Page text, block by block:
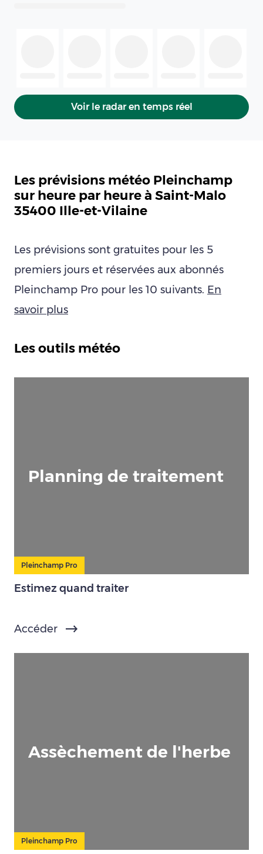
Voir le radar en temps réel
Les prévisions météo Pleinchamp
sur heure par heure à Saint-Malo
35400 Ille-et-Vilaine
Les prévisions sont gratuites pour les 5
premiers jours et réservées aux abonnés
Pleinchamp Pro pour les 10 suivants. En
savoir plus
Les outils météo
Planning de traitement
Pleinchamp Pro
Estimez quand traiter
Accéder
Assèchement de l'herbe
Pleinchamp Pro